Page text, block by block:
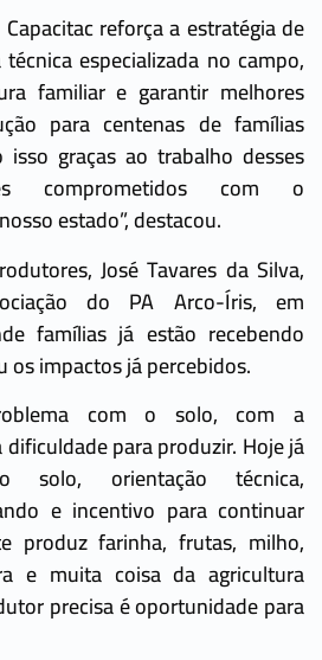
reforça a estratégia de
especializada no campo,
familiar e garantir melhores
para centenas de famílias
graças ao trabalho desses
comprometidos com o
estado”, destacou.
José Tavares da Silva,
do PA Arco-Íris, em
famílias já estão recebendo
os impactos já percebidos.
com o solo, com a
para produzir. Hoje já
solo, orientação técnica,
e incentivo para continuar
produz farinha, frutas, milho,
e muita coisa da agricultura
precisa é oportunidade para